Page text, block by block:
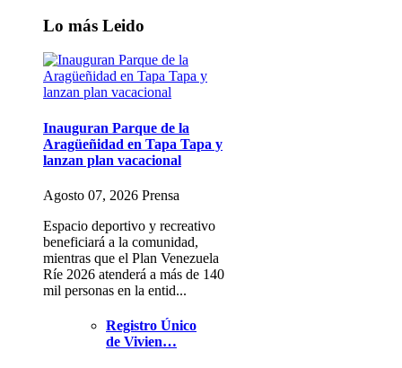
Lo más Leido
Inauguran Parque de la
Aragüeñidad en Tapa Tapa y
lanzan plan vacacional
Agosto 07, 2026 Prensa
Espacio deportivo y recreativo
beneficiará a la comunidad,
mientras que el Plan Venezuela
Ríe 2026 atenderá a más de 140
mil personas en la entid...
Registro Único
de Vivien…